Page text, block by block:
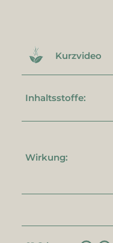
Kurzvideo
Inhaltsstoffe:
Wirkung: